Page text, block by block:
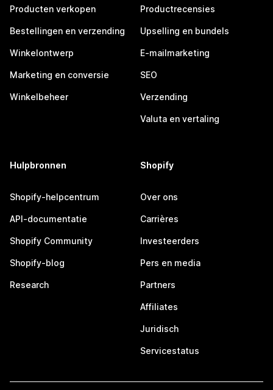
Producten verkopen
Bestellingen en verzending
Winkelontwerp
Marketing en conversie
Winkelbeheer
Productrecensies
Upselling en bundels
E-mailmarketing
SEO
Verzending
Valuta en vertaling
Hulpbronnen
Shopify-helpcentrum
API-documentatie
Shopify Community
Shopify-blog
Research
Shopify
Over ons
Carrières
Investeerders
Pers en media
Partners
Affiliates
Juridisch
Servicestatus